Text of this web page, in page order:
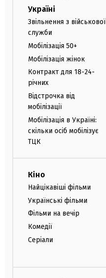
Україні
Звільнення з військової
служби
Мобілізація 50+
Мобілізація жінок
Контракт для 18-24-
річних
Відстрочка від
мобілізації
Мобілізація в Україні:
скільки осіб мобілізує
ТЦК
Кіно
Найцікавіші фільми
Українські фільми
Фільми на вечір
Комедії
Серіали